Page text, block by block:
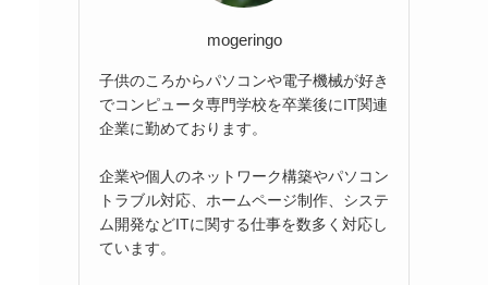
mogeringo
子供のころからパソコンや電子機械が好き
でコンピュータ専門学校を卒業後にIT関連
企業に勤めております。
企業や個人のネットワーク構築やパソコン
トラブル対応、ホームページ制作、システ
ム開発などITに関する仕事を数多く対応し
ています。